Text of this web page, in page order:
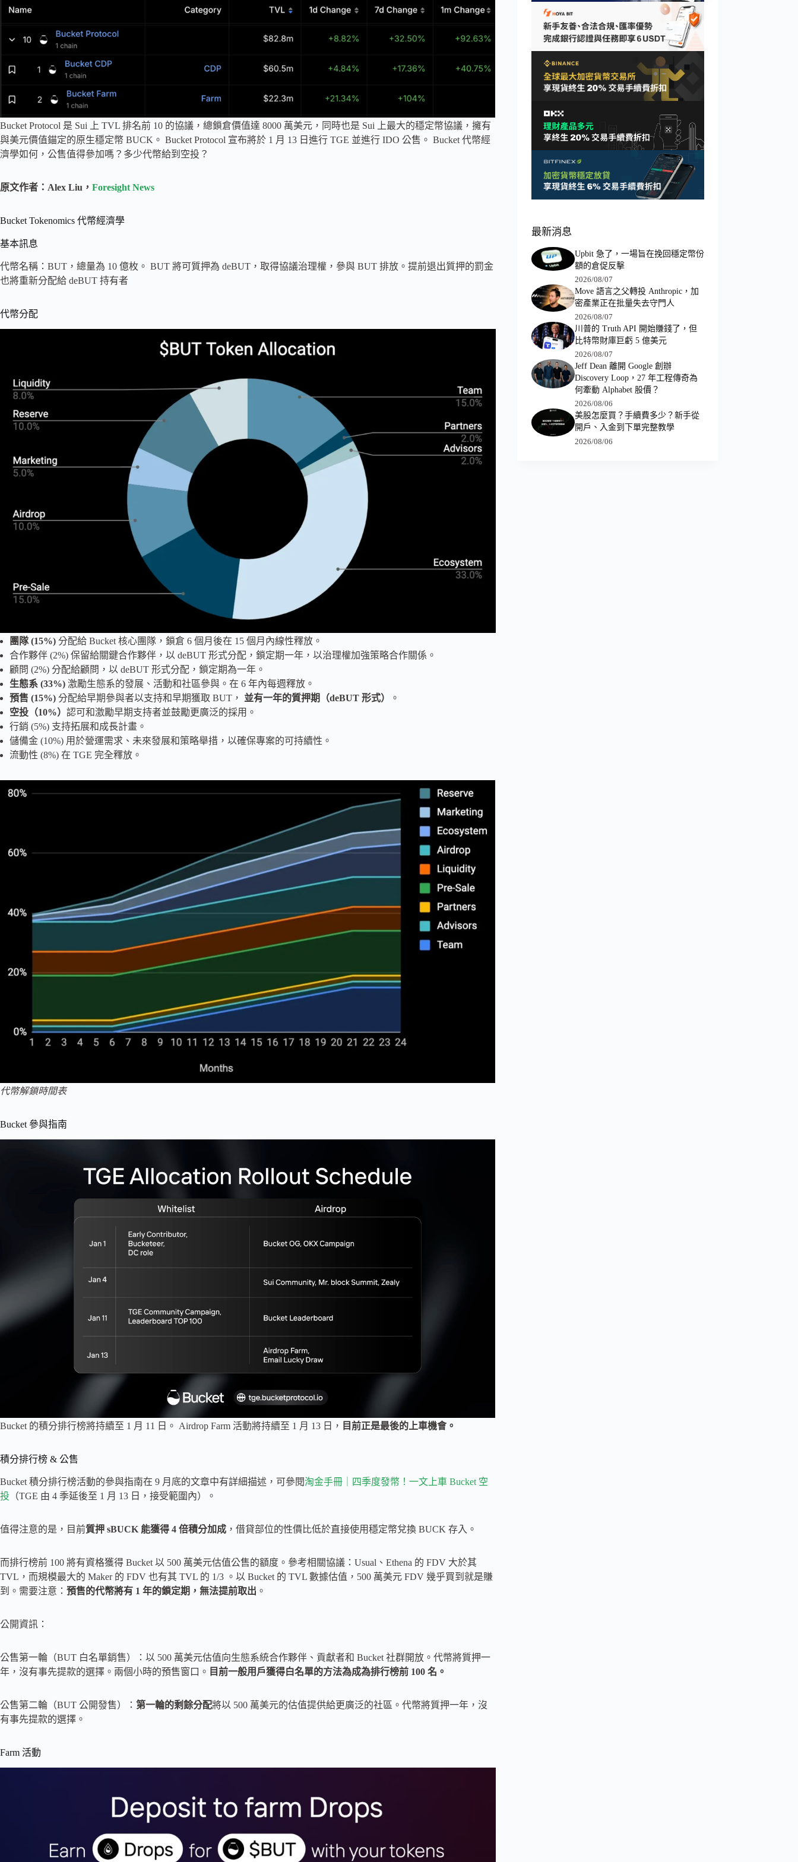
Bucket Protocol 是 Sui 上 TVL 排名前 10 的協議，總鎖倉價值達 8000 萬美元，同時也是 Sui 上最大的穩定幣協議，擁有
與美元價值錨定的原生穩定幣 BUCK。 Bucket Protocol 宣布將於 1 月 13 日進行 TGE 並進行 IDO 公售。 Bucket 代幣經
濟學如何，公售值得參加嗎？多少代幣給到空投？
原文作者：Alex Liu， Foresight News
Bucket Tokenomics 代幣經濟學
基本訊息
代幣名稱：BUT，總量為 10 億枚。 BUT 將可質押為 deBUT，取得協議治理權，參與 BUT 排放。提前退出質押的罰金
也將重新分配給 deBUT 持有者
代幣分配
團隊 (15%) 分配給 Bucket 核心團隊，鎖倉 6 個月後在 15 個月內線性釋放。
合作夥伴 (2%) 保留給關鍵合作夥伴，以 deBUT 形式分配，鎖定期一年，以治理權加強策略合作關係。
顧問 (2%) 分配給顧問，以 deBUT 形式分配，鎖定期為一年。
生態系 (33%) 激勵生態系的發展、活動和社區參與。在 6 年內每週釋放。
預售 (15%) 分配給早期參與者以支持和早期獲取 BUT， 並有一年的質押期（deBUT 形式）
。
空投（10%） 認可和激勵早期支持者並鼓勵更廣泛的採用。
行銷 (5%) 支持拓展和成長計畫。
儲備金 (10%) 用於營運需求、未來發展和策略舉措，以確保專案的可持續性。
流動性 (8%) 在 TGE 完全釋放。
代幣解鎖時間表
Bucket 參與指南
Bucket 的積分排行榜將持續至 1 月 11 日。 Airdrop Farm 活動將持續至 1 月 13 日， 目前正是最後的上車機會。
積分排行榜 & 公售
Bucket 積分排行榜活動的參與指南在 9 月底的文章中有詳細描述，可參閱淘金手冊｜四季度發幣！一文上車 Bucket 空
投 （TGE 由 4 季延後至 1 月 13 日，接受範圍內）。
值得注意的是，目前質押 sBUCK 能獲得 4 倍積分加成 ，借貸部位的性價比低於直接使用穩定幣兌換 BUCK 存入。
而排行榜前 100 將有資格獲得 Bucket 以 500 萬美元估值公售的額度。參考相關協議：Usual、Ethena 的 FDV 大於其
TVL，而規模最大的 Maker 的 FDV 也有其 TVL 的 1/3 。以 Bucket 的 TVL 數據估值，500 萬美元 FDV 幾乎買到就是賺
到。需要注意： 預售的代幣將有 1 年的鎖定期，無法提前取出 。
公開資訊：
公售第一輪（BUT 白名單銷售）：以 500 萬美元估值向生態系統合作夥伴、貢獻者和 Bucket 社群開放。代幣將質押一
年，沒有事先提款的選擇。兩個小時的預售窗口。 目前一般用戶獲得白名單的方法為成為排行榜前 100 名。
公售第二輪（BUT 公開發售）： 第一輪的剩餘分配將以 500 萬美元的估值提供給更廣泛的社區。代幣將質押一年，沒
有事先提款的選擇。
Farm 活動
最新消息
Upbit 急了，一場旨在挽回穩定幣份
額的倉促反擊
2026/08/07
Move 語言之父轉投 Anthropic，加
密產業正在批量失去守門人
2026/08/07
川普的 Truth API 開始賺錢了，但
比特幣財庫巨虧 5 億美元
2026/08/07
Jeff Dean 離開 Google 創辦
Discovery Loop，27 年工程傳奇為
何牽動 Alphabet 股價？
2026/08/06
美股怎麼買？手續費多少？新手從
開戶、入金到下單完整教學
2026/08/06